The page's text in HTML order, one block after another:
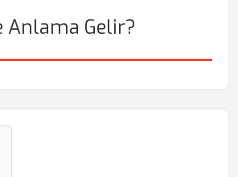
Anlama Gelir?